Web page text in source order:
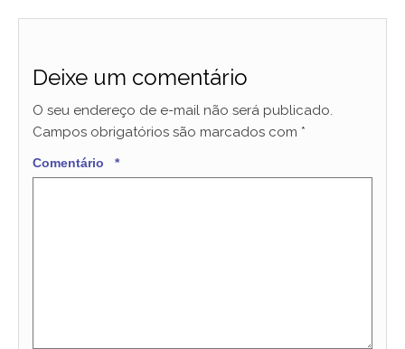
Deixe um comentário
O seu endereço de e-mail não será publicado.
Campos obrigatórios são marcados com *
Comentário*